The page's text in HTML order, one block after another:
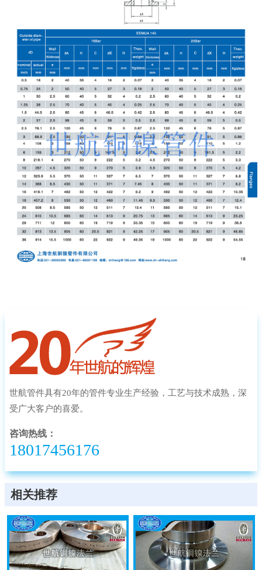
世航管件具有20年的管件专业生产经验，工艺与技术成熟，深
受广大客户的喜爱。
咨询热线：
18017456176
相关推荐